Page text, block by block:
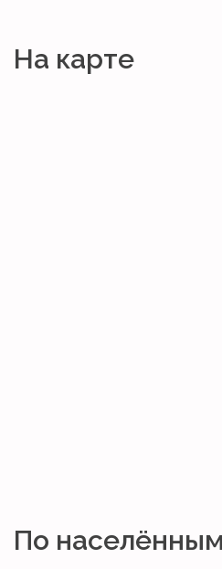
На карте
По